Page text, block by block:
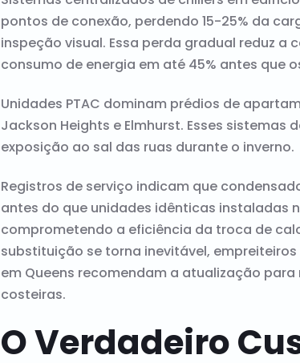
pontos de conexão, perdendo 15-25% da
inspeção visual. Essa perda gradual reduz
consumo de energia em até 45% antes que
Unidades PTAC dominam prédios de
Jackson Heights e Elmhurst. Esses
exposição ao sal das ruas durante o inverno.
Registros de serviço indicam que
antes do que unidades idênticas instaladas
comprometendo a eficiência da troca de
substituição se torna inevitável,
em Queens recomendam a atualização
costeiras.
O Verdadeiro